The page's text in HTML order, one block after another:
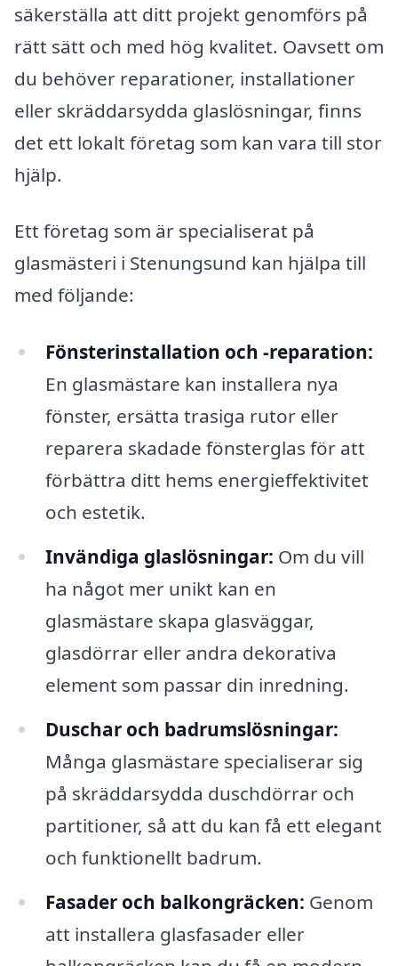
säkerställa att ditt projekt genomförs på
rätt sätt och med hög kvalitet. Oavsett om
du behöver reparationer, installationer
eller skräddarsydda glaslösningar, finns
det ett lokalt företag som kan vara till stor
hjälp.
Ett företag som är specialiserat på
glasmästeri i Stenungsund kan hjälpa till
med följande:
Fönsterinstallation och -reparation:
En glasmästare kan installera nya
fönster, ersätta trasiga rutor eller
reparera skadade fönsterglas för att
förbättra ditt hems energieffektivitet
och estetik.
Invändiga glaslösningar: Om du vill
ha något mer unikt kan en
glasmästare skapa glasväggar,
glasdörrar eller andra dekorativa
element som passar din inredning.
Duschar och badrumslösningar:
Många glasmästare specialiserar sig
på skräddarsydda duschdörrar och
partitioner, så att du kan få ett elegant
och funktionellt badrum.
Fasader och balkongräcken: Genom
att installera glasfasader eller